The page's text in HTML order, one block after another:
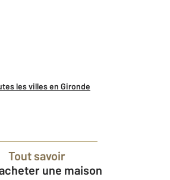
les villes en Gironde
Tout savoir
une maison